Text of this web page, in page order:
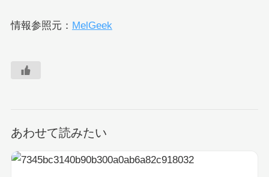
情報参照元： MelGeek
あわせて読みたい